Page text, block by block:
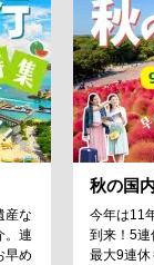
産な
。連
早め
秋の国
今年は11
到来！5連
最大9連休